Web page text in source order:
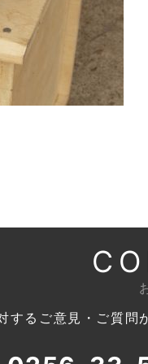
するご意見・ご質問